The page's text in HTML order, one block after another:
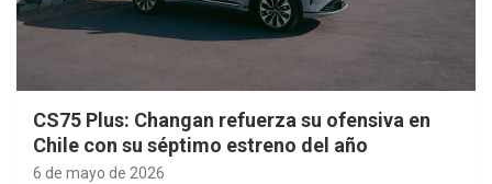
CS75 Plus: Changan refuerza su ofensiva en
Chile con su séptimo estreno del año
6 de mayo de 2026